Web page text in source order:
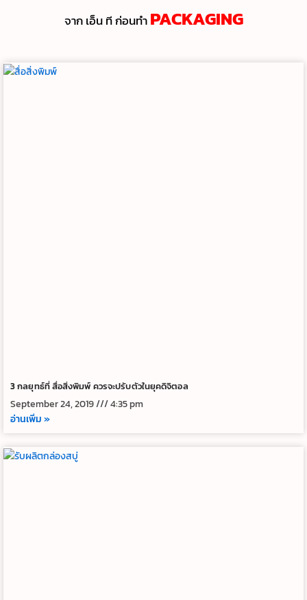
จาก เอ็น ที ก่อนทํา PACKAGING
3 กลยุทธ์ที่ สื่อสิ่งพิมพ์ ควรจะปรับตัวในยุคดิจิตอล
September 24, 2019
4:35 pm
อ่านเพิ่ม »